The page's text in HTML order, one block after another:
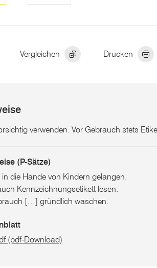
Vergleichen Drucken
verwenden. Vor Gebrauch stets
(P-Sätze)
die Hände von Kindern gelangen.
Kennzeichnungsetikett lesen.
[…] gründlich waschen.
(pdf-Download)